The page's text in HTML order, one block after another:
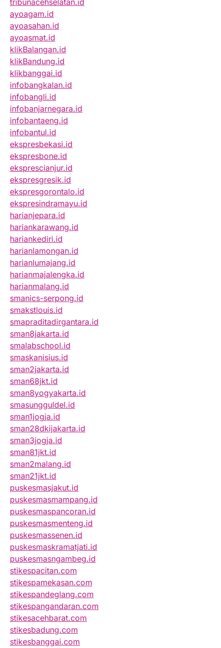
tribunacehselatan.id
ayoagam.id
ayoasahan.id
ayoasmat.id
klikBalangan.id
klikBandung.id
klikbanggai.id
infobangkalan.id
infobangli.id
infobanjarnegara.id
infobantaeng.id
infobantul.id
ekspresbekasi.id
ekspresbone.id
eksprescianjur.id
ekspresgresik.id
ekspresgorontalo.id
ekspresindramayu.id
harianjepara.id
hariankarawang.id
hariankediri.id
harianlamongan.id
harianlumajang.id
harianmajalengka.id
harianmalang.id
smanics-serpong.id
smakstlouis.id
smapraditadirgantara.id
sman8jakarta.id
smalabschool.id
smaskanisius.id
sman2jakarta.id
sman68jkt.id
sman8yogyakarta.id
smasungguldel.id
sman1jogja.id
sman28dkijakarta.id
sman3jogja.id
sman81jkt.id
sman2malang.id
sman21jkt.id
puskesmasjakut.id
puskesmasmampang.id
puskesmaspancoran.id
puskesmasmenteng.id
puskesmassenen.id
puskesmaskramatjati.id
puskesmasngambeg.id
stikespacitan.com
stikespamekasan.com
stikespandeglang.com
stikespangandaran.com
stikesacehbarat.com
stikesbadung.com
stikesbanggai.com